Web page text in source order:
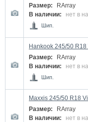
Размер:
RArray
В наличии:
нет в
Шип.
Hankook 245/50
Размер:
RArray
В наличии:
нет в
Шип.
Maxxis 245/50 R18
Размер:
RArray
В наличии:
нет в